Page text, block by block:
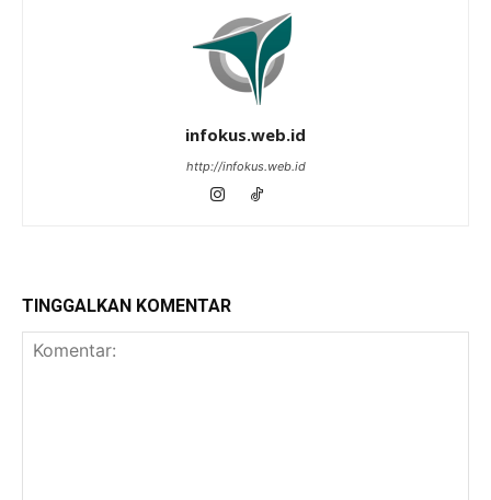
infokus.web.id
http://infokus.web.id
TINGGALKAN KOMENTAR